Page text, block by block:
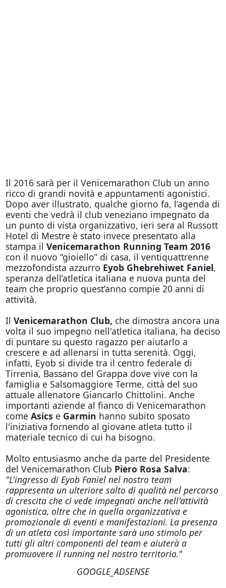
Il 2016 sarà per il Venicemarathon Club un anno
ricco di grandi novità e appuntamenti agonistici.
Dopo aver illustrato, qualche giorno fa, l’agenda di
eventi che vedrà il club veneziano impegnato da
un punto di vista organizzativo, ieri sera al Russott
Hotel di Mestre è stato invece presentato alla
stampa il Venicemarathon Running Team 2016
con il nuovo “gioiello” di casa, il ventiquattrenne
mezzofondista azzurro Eyob Ghebrehiwet Faniel,
speranza dell’atletica italiana e nuova punta del
team che proprio quest’anno compie 20 anni di
attività.
Il Venicemarathon Club, che dimostra ancora una
volta il suo impegno nell'atletica italiana, ha deciso
di puntare su questo ragazzo per aiutarlo a
crescere e ad allenarsi in tutta serenità. Oggi,
infatti, Eyob si divide tra il centro federale di
Tirrenia, Bassano del Grappa dove vive con la
famiglia e Salsomaggiore Terme, città del suo
attuale allenatore Giancarlo Chittolini. Anche
importanti aziende al fianco di Venicemarathon
come Asics e Garmin hanno subito sposato
l'iniziativa fornendo al giovane atleta tutto il
materiale tecnico di cui ha bisogno.
Molto entusiasmo anche da parte del Presidente
del Venicemarathon Club Piero Rosa Salva:
"L'ingresso di Eyob Faniel nel nostro team
rappresenta un ulteriore salto di qualità nel percorso
di crescita che ci vede impegnati anche nell'attività
agonistica, oltre che in quella organizzativa e
promozionale di eventi e manifestazioni. La presenza
di un atleta così importante sarà uno stimolo per
tutti gli altri componenti del team e aiuterà a
promuovere il running nel nostro territorio."
GOOGLE_ADSENSE